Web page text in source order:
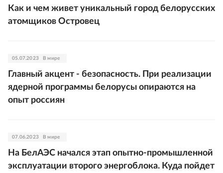
Как и чем живет уникальный город белорусских
атомщиков Островец
05.07.2023 В мире
Главный акцент - безопасность. При реализации
ядерной программы белорусы опираются на
опыт россиян
07.06.2023 В мире
На БелАЭС начался этап опытно-промышленной
эксплуатации второго энергоблока. Куда пойдет